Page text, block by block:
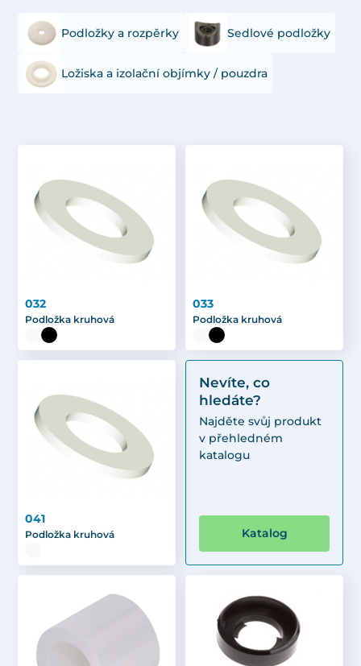
Podložky a rozpěrky Sedlové podložky
Ložiska a izolační objímky / pouzdra
032
Podložka kruhová
033
Podložka kruhová
041
Podložka kruhová
Nevíte, co
hledáte?
Najděte svůj produkt
v přehledném
katalogu
Katalog